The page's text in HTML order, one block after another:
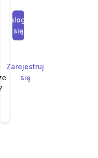
Zaloguj
się
Zarejestruj
się